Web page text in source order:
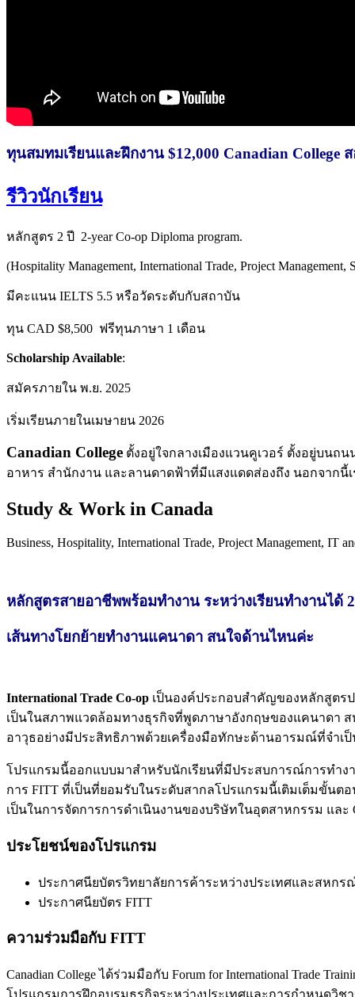
ทุนสมทมเรียนและฝึกงาน $12,000 Canadian
รีวิวนักเรียน
หลักสูตร 2 ปี 2-year Co-op Diploma program.
(Hospitality Management, International Trade, Project
มีคะแนน IELTS 5.5 หรือวัดระดับกับสถาบัน
ทุน CAD $8,500 ฟรีทุนภาษา 1 เดือน
Scholarship Available:
สมัครภายใน พ.ย. 2025
เริ่มเรียนภายในเมษายน 2026
Canadian College ตั้งอยู่ใจกลางเมืองแวนคูเวอร์ ตั้งอยู่บนถ
อาหาร สํานักงาน และลานดาดฟ้าที่มีแสงแดดส่องถึง นอกจาก
Study & Work in Canada
Business, Hospitality, International Trade, Project Management, IT
หลักสูตรสายอาชีพพร้อมทำงาน ระหว่างเรียนทำงานไ
เส้นทางโยกย้ายทำงานแคนาดา สนใจด้านไหนค่ะ
International Trade Co-op เป็นองค์ประกอบสําคัญของหลักสูตร
เป็นในสภาพแวดล้อมทางธุรกิจที่พูดภาษาอังกฤษของแคนาดา
อาวุธอย่างมีประสิทธิภาพด้วยเครื่องมือทักษะด้านอารมณ์ที่จํา
โปรแกรมนี้ออกแบบมาสําหรับนักเรียนที่มีประสบการณ์การทํา
การ FITT ที่เป็นที่ยอมรับในระดับสากลโปรแกรมนี้เติมเต็มขั้นต
เป็นในการจัดการการดําเนินงานของบริษัทในอุตสาหกรรม แล
ประโยชน์ของโปรแกรม
ประกาศนียบัตรวิทยาลัยการค้าระหว่างประเทศและสหก
ประกาศนียบัตร FITT
ความร่วมมือกับ FITT
Canadian College ได้ร่วมมือกับ Forum for International